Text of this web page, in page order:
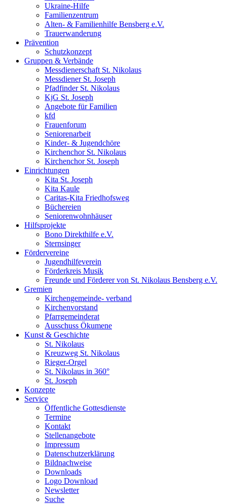
Ukraine-Hilfe
Familienzentrum
Alten- & Familienhilfe Bensberg e.V.
Trauerwanderung
Prävention
Schutzkonzept
Gruppen & Verbände
Messdienerschaft St. Nikolaus
Messdiener St. Joseph
Pfadfinder St. Nikolaus
KjG St. Joseph
Angebote für Familien
kfd
Frauenforum
Seniorenarbeit
Kinder- & Jugendchöre
Kirchenchor St. Nikolaus
Kirchenchor St. Joseph
Einrichtungen
Kita St. Joseph
Kita Kaule
Caritas-Kita Friedhofsweg
Büchereien
Seniorenwohnhäuser
Hilfsprojekte
Bono Direkthilfe e.V.
Sternsinger
Fördervereine
Jugendhilfeverein
Förderkreis Musik
Freunde und Förderer von St. Nikolaus Bensberg e.V.
Gremien
Kirchengemeinde- verband
Kirchenvorstand
Pfarrgemeinderat
Ausschuss Ökumene
Kunst & Geschichte
St. Nikolaus
Kreuzweg St. Nikolaus
Rieger-Orgel
St. Nikolaus in 360°
St. Joseph
Konzepte
Service
Öffentliche Gottesdienste
Termine
Kontakt
Stellenangebote
Impressum
Datenschutzerklärung
Bildnachweise
Downloads
Logo Download
Newsletter
Suche